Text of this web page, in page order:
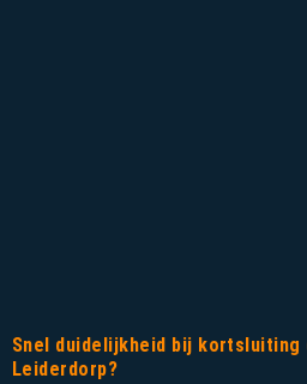
Snel duidelijkheid bij
Leiderdorp?